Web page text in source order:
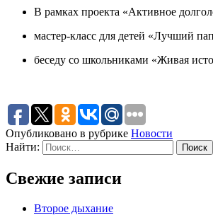
В рамках проекта «Активное
мастер-класс для детей «Лучший
беседу со школьниками «Живая
Опубликовано в рубрике Новости
Найти:
Свежие записи
Второе дыхание